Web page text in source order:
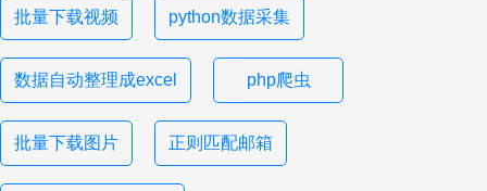
批量下载视频 python数据采集
数据自动整理成excel php爬虫
批量下载图片 正则匹配邮箱